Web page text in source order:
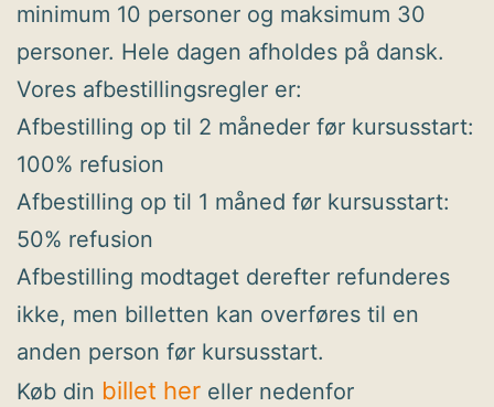
minimum 10 personer og maksimum 30
personer. Hele dagen afholdes på dansk.
Vores afbestillingsregler er:
Afbestilling op til 2 måneder før kursusstart:
100% refusion
Afbestilling op til 1 måned før kursusstart:
50% refusion
Afbestilling modtaget derefter refunderes
ikke, men billetten kan overføres til en
anden person før kursusstart.
Køb din billet her eller nedenfor